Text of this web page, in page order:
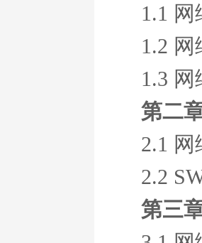
1.1
1.2
1.3
第二
2.1
2.2
第三